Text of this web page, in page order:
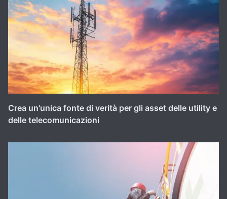
Crea un'unica fonte di verità per gli asset delle utility e
delle telecomunicazioni